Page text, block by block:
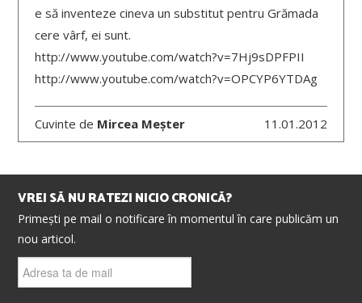
e să inventeze cineva un substitut pentru Grămada
cere vârf, ei sunt.
http://www.youtube.com/watch?v=7Hj9sDPFPII
http://www.youtube.com/watch?v=OPCYP6YTDAg
Cuvinte de Mircea Meșter 11.01.2012
VREI SĂ NU RATEZI NICIO CRONICĂ?
Primești pe mail o notificare în momentul în care publicăm un
nou articol.
ta